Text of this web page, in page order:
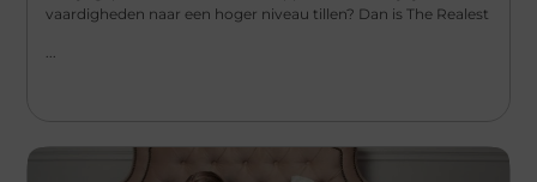
vaardigheden naar een hoger niveau tillen? Dan is The Realest
...